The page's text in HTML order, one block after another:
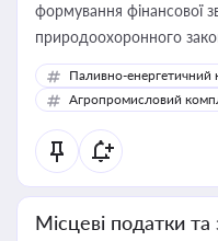
формування фінансової
природоохоронного
Паливно-енергетичний
Агропромисловий
Місцеві податки та